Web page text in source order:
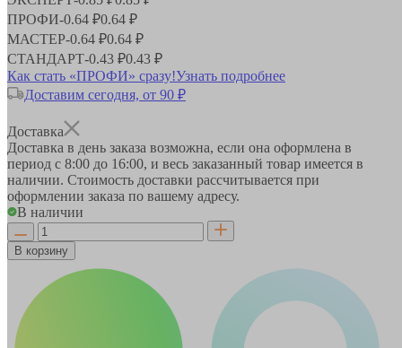
ПРОФИ-0.64 ₽0.64 ₽
МАСТЕР-0.64 ₽0.64 ₽
СТАНДАРТ-0.43 ₽0.43 ₽
Как стать «ПРОФИ» сразу!Узнать подробнее
Доставим сегодня, от 90 ₽
Доставка
Доставка в день заказа возможна, если она оформлена в
период с 8:00 до 16:00, и весь заказанный товар имеется в
наличии. Стоимость доставки рассчитывается при
оформлении заказа по вашему адресу.
В наличии
В корзину